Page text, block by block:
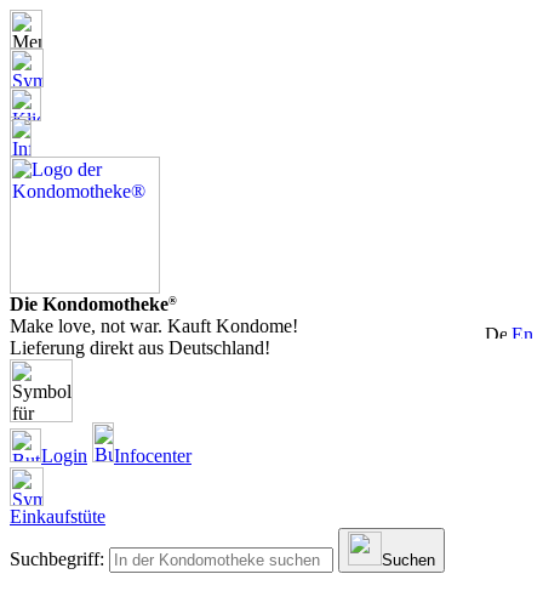
Die Kondomotheke®
Make love, not war. Kauft Kondome!
Lieferung direkt aus Deutschland!
Login Infocenter
Einkaufstüte
Suchbegriff: Suchen